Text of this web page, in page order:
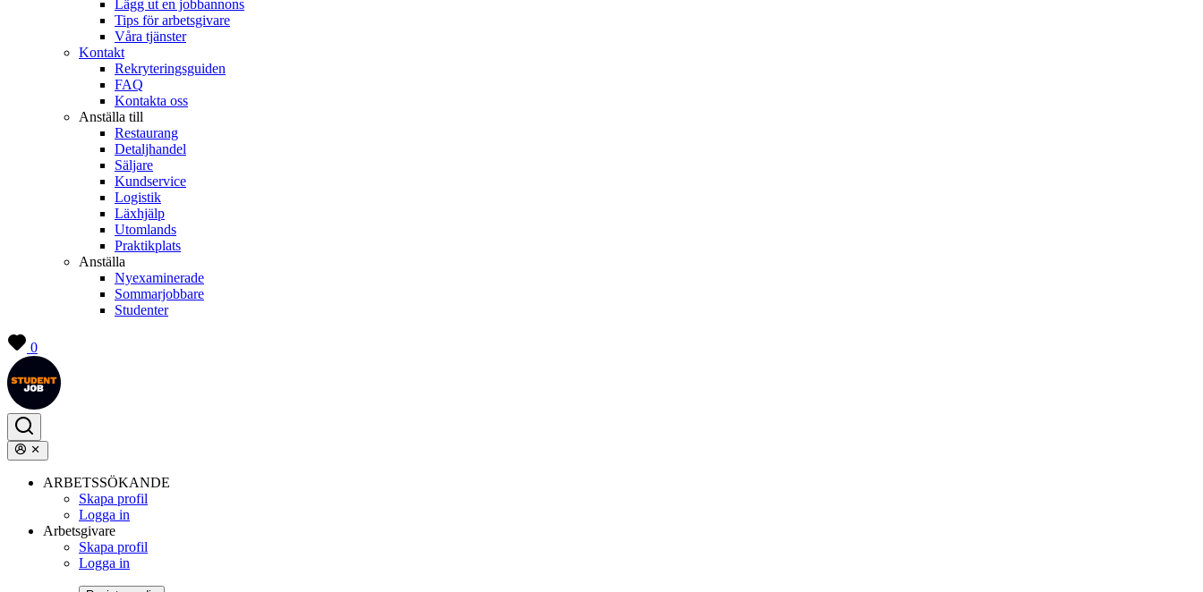
Lägg ut en jobbannons
Tips för arbetsgivare
Våra tjänster
Kontakt
Rekryteringsguiden
FAQ
Kontakta oss
Anställa till
Restaurang
Detaljhandel
Säljare
Kundservice
Logistik
Läxhjälp
Utomlands
Praktikplats
Anställa
Nyexaminerade
Sommarjobbare
Studenter
0
ARBETSSÖKANDE
Skapa profil
Logga in
Arbetsgivare
Skapa profil
Logga in